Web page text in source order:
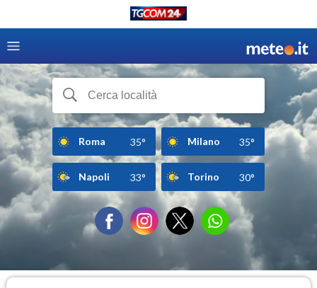
Roma 35° Milano 35°
Napoli 33° Torino 30°